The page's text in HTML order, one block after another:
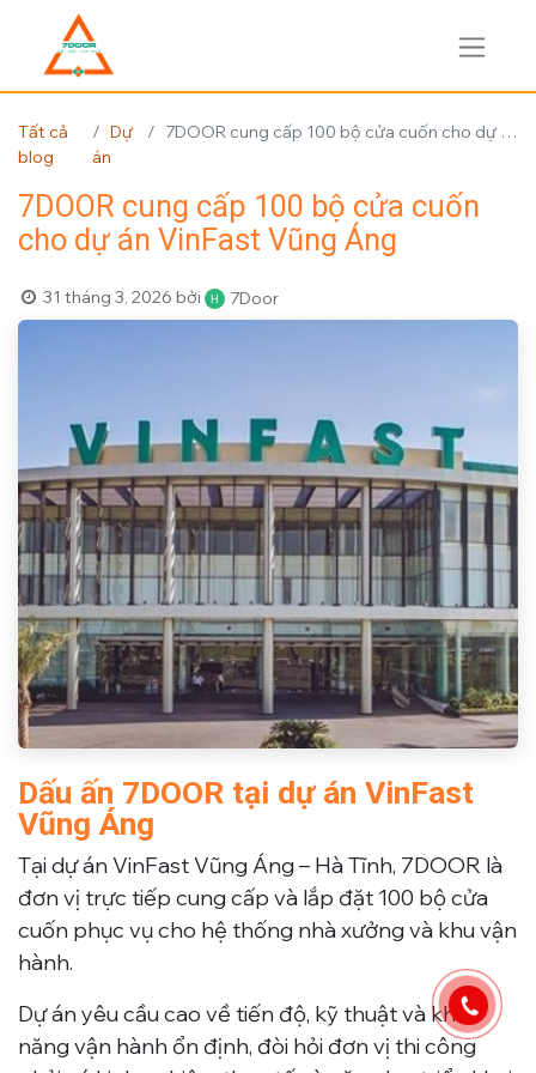
Tất cả
blog
Dự
án
7DOOR cung cấp 100 bộ cửa cuốn cho dự án VinFast Vũng Áng
7DOOR cung cấp 100 bộ cửa cuốn
cho dự án VinFast Vũng Áng
31 tháng 3, 2026 bởi 7Door
Dấu ấn 7DOOR tại dự án VinFast
Vũng Áng
Tại dự án VinFast Vũng Áng – Hà Tĩnh, 7DOOR là
đơn vị trực tiếp cung cấp và lắp đặt 100 bộ cửa
cuốn phục vụ cho hệ thống nhà xưởng và khu vận
hành.
Dự án yêu cầu cao về tiến độ, kỹ thuật và khả
năng vận hành ổn định, đòi hỏi đơn vị thi công